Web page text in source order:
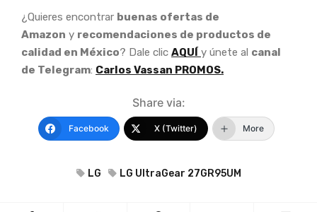
¿Quieres encontrar buenas ofertas de
Amazon y recomendaciones de productos de
calidad en México? Dale clic AQUÍ y únete al canal
de Telegram: Carlos Vassan PROMOS.
Share via:
Facebook X (Twitter) More
LG LG UltraGear 27GR95UM